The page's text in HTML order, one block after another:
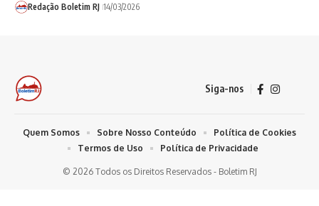
Redação Boletim RJ 14/03/2026
Siga-nos
© 2026 Todos os Direitos Reservados - Boletim RJ
Quem Somos Sobre Nosso Conteúdo
Política de Cookies
Termos de Uso
Política de Privacidade